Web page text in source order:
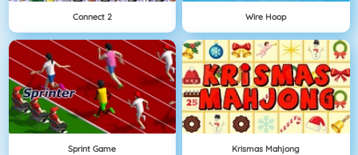
Connect 2 Wire Hoop
Sprint Game Krismas Mahjong